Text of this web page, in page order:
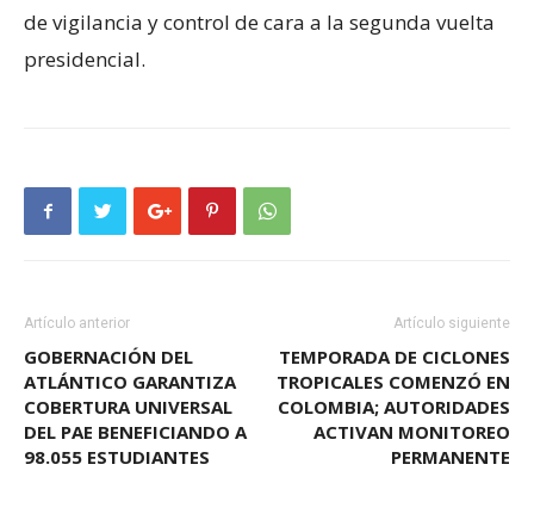
de vigilancia y control de cara a la segunda vuelta
presidencial.
Artículo anterior
GOBERNACIÓN DEL
ATLÁNTICO GARANTIZA
COBERTURA UNIVERSAL
DEL PAE BENEFICIANDO A
98.055 ESTUDIANTES
Artículo siguiente
TEMPORADA DE CICLONES
TROPICALES COMENZÓ EN
COLOMBIA; AUTORIDADES
ACTIVAN MONITOREO
PERMANENTE